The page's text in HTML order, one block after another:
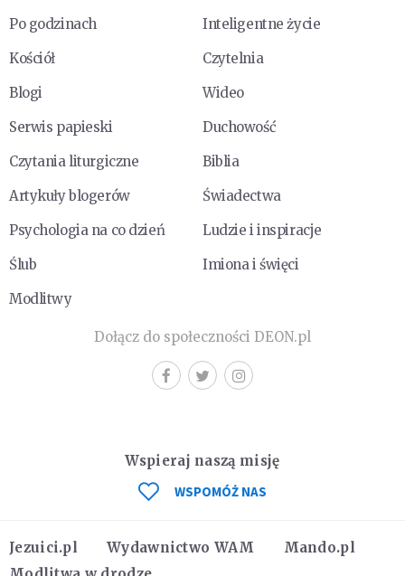
Po godzinach
Inteligentne życie
Kościół
Czytelnia
Blogi
Wideo
Serwis papieski
Duchowość
Czytania liturgiczne
Biblia
Artykuły blogerów
Świadectwa
Psychologia na co dzień
Ludzie i inspiracje
Ślub
Imiona i święci
Modlitwy
Dołącz do społeczności DEON.pl
Jezuici.pl Wydawnictwo WAM
Mando.pl
Wspieraj naszą misję
WSPOMÓŻ NAS